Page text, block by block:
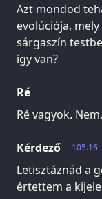
Azt mondod
evolúciója,
sárgaszín
így van?
Ré
Ré vagyok. Nem.
105.16
Kérdező
Letisztáznád a
értettem a